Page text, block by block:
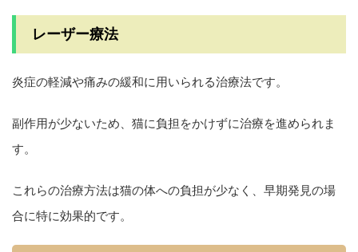
レーザー療法
炎症の軽減や痛みの緩和に用いられる治療法です。
副作用が少ないため、猫に負担をかけずに治療を進められま
す。
これらの治療方法は猫の体への負担が少なく、早期発見の場
合に特に効果的です。